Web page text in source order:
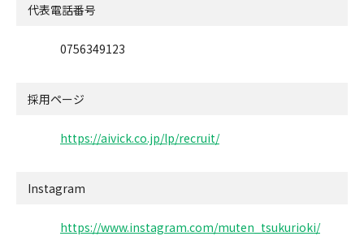
代表電話番号
0756349123
採用ページ
https://aivick.co.jp/lp/recruit/
Instagram
https://www.instagram.com/muten_tsukurioki/